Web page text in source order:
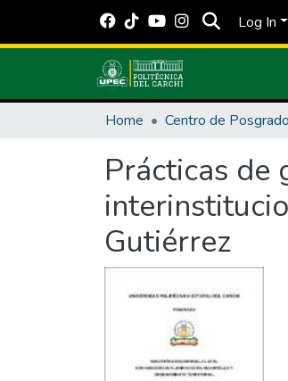
Log In
Home Centro de Posgrado
Prácticas de
Gutiérrez